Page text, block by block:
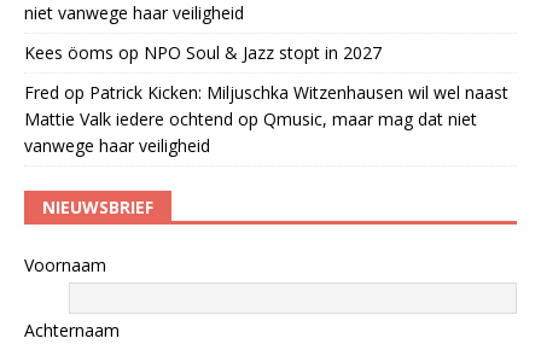
niet vanwege haar veiligheid
Kees öoms op NPO Soul & Jazz stopt in 2027
Fred op Patrick Kicken: Miljuschka Witzenhausen wil wel naast
Mattie Valk iedere ochtend op Qmusic, maar mag dat niet
vanwege haar veiligheid
NIEUWSBRIEF
Voornaam
Achternaam